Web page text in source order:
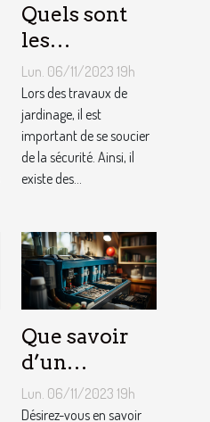
Quels sont
les
équipements
pour le
jardinage ?
Lun. 06/11/2023 19h
Lors des travaux de
jardinage, il est
important de se soucier
de la sécurité. Ainsi, il
existe des...
Que savoir
d’un
adoucisseur
d’eau ?
Lun. 06/11/2023 19h
Désirez-vous en savoir